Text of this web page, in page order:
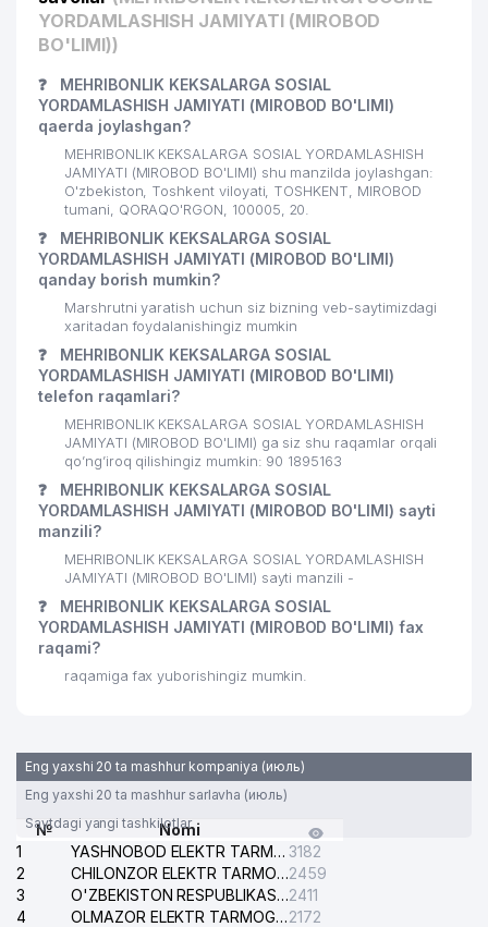
YORDAMLASHISH JAMIYATI (MIROBOD
BO'LIMI))
❓
MEHRIBONLIK KEKSALARGA SOSIAL
YORDAMLASHISH JAMIYATI (MIROBOD BO'LIMI)
qaerda joylashgan?
MEHRIBONLIK KEKSALARGA SOSIAL YORDAMLASHISH
JAMIYATI (MIROBOD BO'LIMI) shu manzilda joylashgan:
O'zbekiston, Toshkent viloyati, TOSHKENT, MIROBOD
tumani, QORAQO'RGON, 100005, 20.
❓
MEHRIBONLIK KEKSALARGA SOSIAL
YORDAMLASHISH JAMIYATI (MIROBOD BO'LIMI)
qanday borish mumkin?
Marshrutni yaratish uchun siz bizning veb-saytimizdagi
xaritadan foydalanishingiz mumkin
❓
MEHRIBONLIK KEKSALARGA SOSIAL
YORDAMLASHISH JAMIYATI (MIROBOD BO'LIMI)
telefon raqamlari?
MEHRIBONLIK KEKSALARGA SOSIAL YORDAMLASHISH
JAMIYATI (MIROBOD BO'LIMI) ga siz shu raqamlar orqali
qo’ng’iroq qilishingiz mumkin: 90 1895163
❓
MEHRIBONLIK KEKSALARGA SOSIAL
YORDAMLASHISH JAMIYATI (MIROBOD BO'LIMI) sayti
manzili?
MEHRIBONLIK KEKSALARGA SOSIAL YORDAMLASHISH
JAMIYATI (MIROBOD BO'LIMI) sayti manzili -
❓
MEHRIBONLIK KEKSALARGA SOSIAL
YORDAMLASHISH JAMIYATI (MIROBOD BO'LIMI) fax
raqami?
raqamiga fax yuborishingiz mumkin.
Eng yaxshi 20 ta mashhur kompaniya (июль)
Eng yaxshi 20 ta mashhur sarlavha (июль)
Saytdagi yangi tashkilotlar
№
Nomi
1
YASHNOBOD ELEKTR TARMOG'I NOSOZLIKLARI XIZMATI 3182
2
CHILONZOR ELEKTR TARMOG'I NOSOZLIK XIZMATI2459
3
O'ZBEKISTON RESPUBLIKASI BOSH PROKURATURASI ISHONCH TELEFONI2411
4
OLMAZOR ELEKTR TARMOG'I NOSOZLIKLARI XIZMATI2172